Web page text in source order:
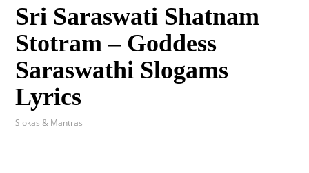
Sri Saraswati Shatnam
Stotram – Goddess
Saraswathi Slogams
Lyrics
Slokas & Mantras